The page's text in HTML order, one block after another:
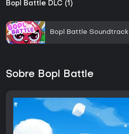
Bopl Battle DLC (1)
Bopl Battle Soundtrack
Sobre Bopl Battle